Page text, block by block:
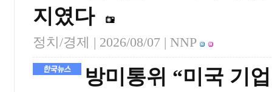
지였다
정치/경제 | 2026/08/07 | NNP
방미통위 “미국 기